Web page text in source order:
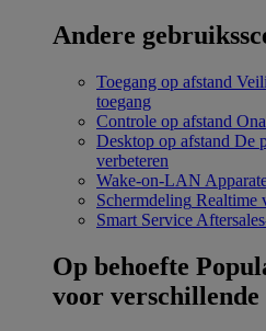
Andere
Toegang op afstand
toegang
Controle op afstand
Desktop op afstand De
verbeteren
Wake-on-LAN
Schermdeling Realtime
Smart Service
Op behoefte
voor verschillende